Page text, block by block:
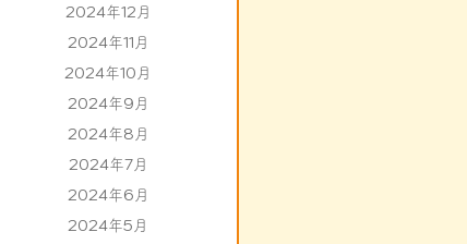
2024年12月
2024年11月
2024年10月
2024年9月
2024年8月
2024年7月
2024年6月
2024年5月